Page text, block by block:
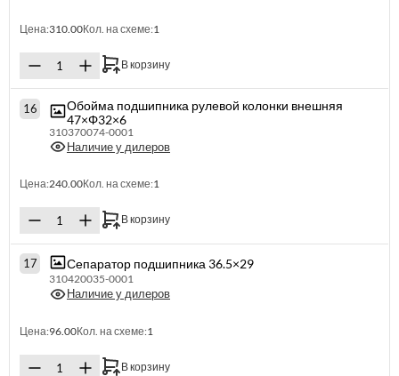
Цена:310.00Кол. на схеме:1
В корзину
16
Обойма подшипника рулевой колонки внешняя
47×Φ32×6
310370074-0001
Наличие у дилеров
Цена:240.00Кол. на схеме:1
В корзину
17 Сепаратор подшипника 36.5×29
310420035-0001
Наличие у дилеров
Цена:96.00Кол. на схеме:1
В корзину